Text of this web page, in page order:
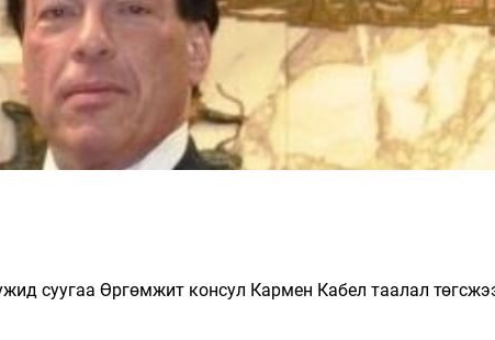
суугаа Өргөмжит консул Кармен Кабел таалал